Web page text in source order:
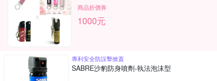
商品折價券
1000元
專利安全防誤擊掀蓋
SABRE沙豹防身噴劑-執法泡沫型